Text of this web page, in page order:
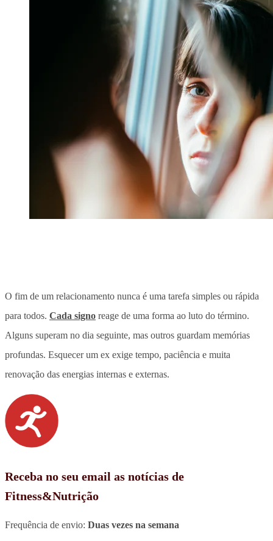
O fim de um relacionamento nunca é uma tarefa simples ou rápida
para todos. Cada signo reage de uma forma ao luto do término.
Alguns superam no dia seguinte, mas outros guardam memórias
profundas. Esquecer um ex exige tempo, paciência e muita
renovação das energias internas e externas.
Receba no seu email as notícias de
Fitness&Nutrição
Frequência de envio: Duas vezes na semana